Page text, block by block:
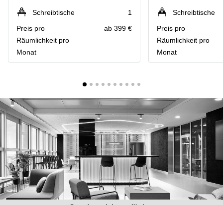
Büro
Köln
mieten
Essen
Hannover
Seminarraum
Düsseldorf
Büro
mieten
Neuss
Büro
mieten
Hamburg
Kienberger
Berlin
Schönefeld
Bahnhofstrasse
8 Hannover
Düsseldorf
Arcus
Park
Torgauer
Str.
Mainzer
Landstraße
69
Frankfurt
Schreibtische
1
Preis pro
Räumlichkeit pro
Monat
ab 399 €
Schreibtische
Preis pro
Räumlichkeit pro
Monat